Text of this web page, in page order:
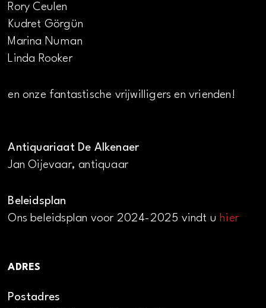
Rory Ceulen
Kudret Görgün
Marina Numan
Linda Rooker
en onze fantastische vrijwilligers en vrienden!
Antiquariaat De Alkenaer
Jan Oijevaar, antiquaar
Beleidsplan
Ons beleidsplan voor 2024-2025 vindt u hier
ADRES
Postadres